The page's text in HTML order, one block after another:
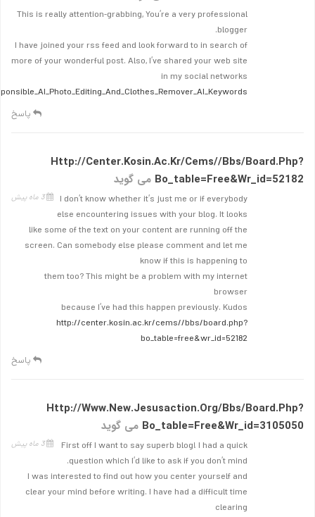
This is really attention-grabbing, You’re a very professional
blogger.
I have joined your rss feed and look forward to in search of
more of your wonderful post. Also, I’ve shared your web site
in my social networks
پاسخ
Http://center.kosin.ac.kr/cems//bbs/board.php?
Bo_table=free&wr_id=52182 می گوید
3 ماه پیش
I don’t know whether it’s just me or if everybody
else encountering issues with your blog. It looks
like some of the text on your content are running off the
screen. Can somebody else please comment and let me
know if this is happening to
them too? This might be a problem with my internet
browser
because I’ve had this happen previously. Kudos
http://center.kosin.ac.kr/cems//bbs/board.php?
bo_table=free&wr_id=52182
پاسخ
Http://www.new.jesusaction.org/bbs/board.php?
Bo_table=free&wr_id=3105050 می گوید
3 ماه پیش
First off I want to say superb blog! I had a quick
question which I’d like to ask if you don’t mind.
I was interested to find out how you center yourself and
clear your mind before writing. I have had a difficult time
clearing